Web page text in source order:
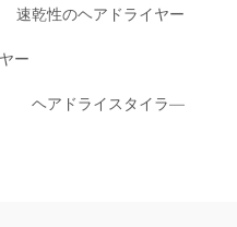
速乾性のヘアドライヤー
ー
ヘアドライスタイラ―